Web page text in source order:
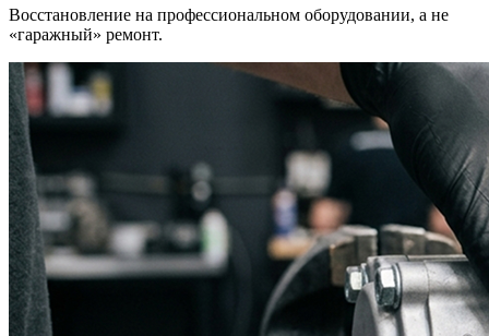
Восстановление на профессиональном оборудовании, а не
«гаражный» ремонт.